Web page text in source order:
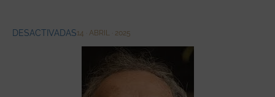
DESACTIVADAS14 · ABRIL · 2025